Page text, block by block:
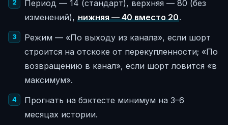
Период — 14 (стандарт), верхняя — 80 (без
изменений), нижняя — 40 вместо 20.
Режим — «По выходу из канала», если шорт
строится на отскоке от перекупленности; «По
возвращению в канал», если шорт ловится «в
максимум».
Прогнать на бэктесте минимум на 3–6
месяцах истории.